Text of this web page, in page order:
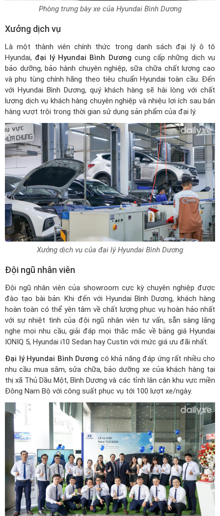
Phòng trưng bày xe của Hyundai Bình Dương
Xưởng dịch vụ
Là một thành viên chính thức trong danh sách đại lý ô tô
Hyundai, đại lý Hyundai Bình Dương cung cấp những dịch vụ
bảo dưỡng, bảo hành chuyên nghiệp, sữa chữa chất lượng cao
và phụ tùng chính hãng theo tiêu chuẩn Hyundai toàn cầu. Đến
với Hyundai Bình Dương, quý khách hàng sẽ hài lòng với chất
lượng dịch vụ khách hàng chuyên nghiệp và nhiệu lợi ích sau bán
hàng vượt trội trong thời gian sử dụng sản phẩm của đại lý.
Xưởng dịch vụ của đại lý Hyundai Bình Dương
Đội ngũ nhân viên
Đội ngũ nhân viên của showroom cực kỳ chuyên nghiệp được
đào tạo bài bản. Khi đến với Hyundai Bình Dương, khách hàng
hoàn toàn có thể yên tâm về chất lượng phục vụ hoàn hảo nhất
với sự nhiệt tình của đội ngũ nhân viên tư vấn, sẵn sàng lắng
nghe mọi nhu cầu, giải đáp mọi thắc mắc vềbảng giá Hyundai
IONIQ 5, Hyundai i10 Sedan hay Custin với mức giá ưu đãi nhất.
Đại lý Hyundai Bình Dương có khả năng đáp ứng rất nhiều cho
nhu cầu mua sắm, sửa chữa, bảo dưỡng xe của khách hàng tại
thị xã Thủ Dầu Một, Bình Dương và các tỉnh lân cận khu vực miền
Đông Nam Bộ với công suất phục vụ tới 100 lượt xe/ngày.